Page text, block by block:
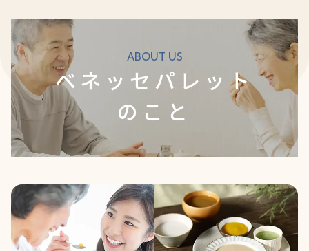
(100g)
※おかずは4週28日献立の「おかずのみ」の平均値と
なります。栄養価は献立により変動します。
き、ご検討ください。
ABOUT US
ベネッセパレット
のこと